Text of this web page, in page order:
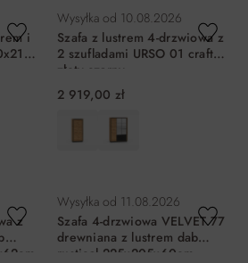
i
Wysyłka od 10.08.2026
Szafa z lustrem 4-drzwiowa z
2 szufladami URSO 01 craft
złoty-czarny
2 919,00 zł
z
Wysyłka od 11.08.2026
Szafa 4-drzwiowa VELVET 77
drewniana z lustrem dab
rustical 225x205x60cm